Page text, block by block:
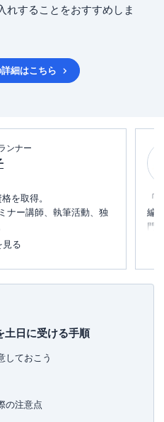
れすることをおすすめしま
細はこちら
ンナー
を取得。
ナー講師、執筆活動、独
FPとして、金融・保険情
しており、特にカナダや
る。
が語る介護のマネー&ア
なたのファンを増やす魔
見る
「
編
門
め
土日に受ける手順
しておこう
の注意点